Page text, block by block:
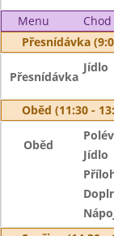
Menu Chod
Přesnídávka
Přesnídávka
Jídlo
Oběd (11:30 -
Oběd
Jídlo